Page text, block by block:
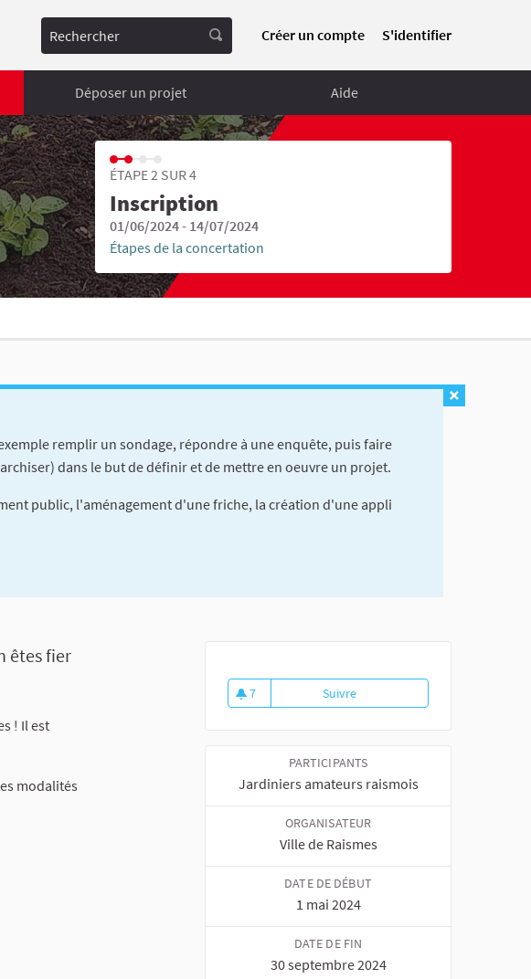
Rechercher Créer un compte S'identifier
Déposer un projet Aide
ÉTAPE 2 SUR 4
Inscription
01/06/2024 - 14/07/2024
Étapes de la concertation
remplir un sondage, répondre à une enquête, puis faire
dans le but de définir et de mettre en oeuvre un projet.
public, l'aménagement d'une friche, la création d'une appli
êtes fier
! Il est
modalités
7
7 abonnés
SuivreConcours 2024 des jardins
PARTICIPANTS
Jardiniers amateurs raismois
ORGANISATEUR
Ville de Raismes
DATE DE DÉBUT
1 mai 2024
DATE DE FIN
30 septembre 2024